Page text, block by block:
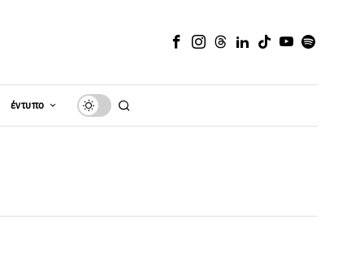
έντυπο